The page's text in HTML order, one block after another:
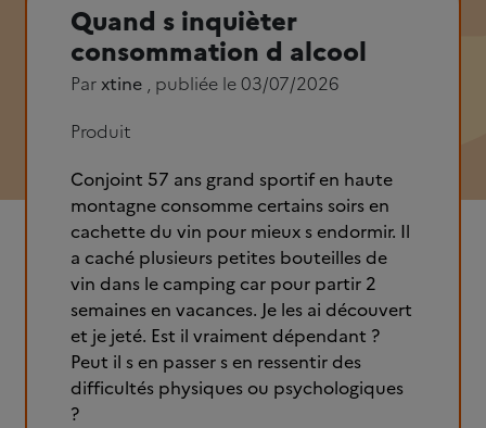
Quand s inquièter
consommation d alcool
Parxtine , publiée le 03/07/2026
Produit
Conjoint 57 ans grand sportif en haute
montagne consomme certains soirs en
cachette du vin pour mieux s endormir. Il
a caché plusieurs petites bouteilles de
vin dans le camping car pour partir 2
semaines en vacances. Je les ai découvert
et je jeté. Est il vraiment dépendant ?
Peut il s en passer s en ressentir des
difficultés physiques ou psychologiques
?